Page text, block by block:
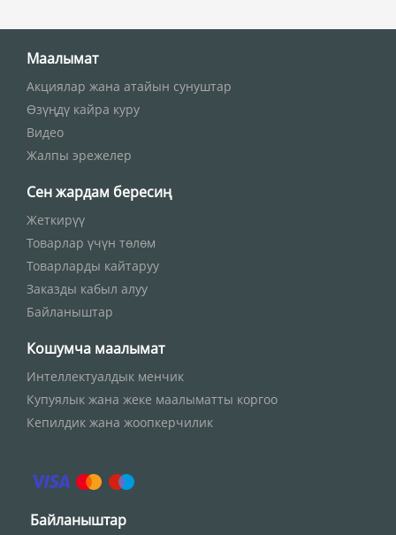
Маалымат
Акциялар жана атайын сунуштар
Өзүңдү кайра куру
Видео
Жалпы эрежелер
Сен жардам бересиң
Жеткирүү
Товарлар үчүн төлөм
Товарларды кайтаруу
Заказды кабыл алуу
Байланыштар
Кошумча маалымат
Интеллектуалдык менчик
Купуялык жана жеке маалыматты коргоо
Кепилдик жана жоопкерчилик
Байланыштар